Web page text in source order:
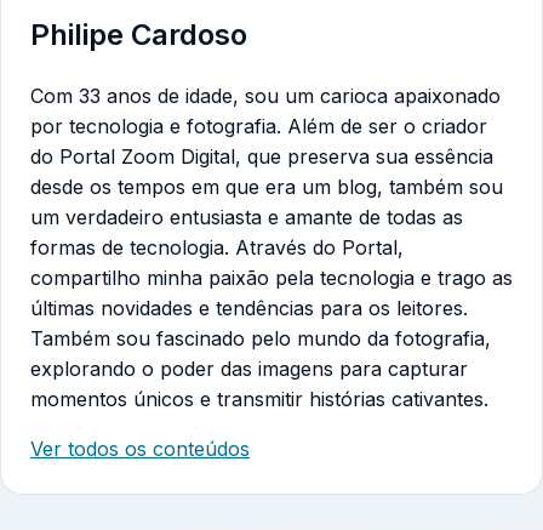
Philipe Cardoso
Com 33 anos de idade, sou um carioca apaixonado
por tecnologia e fotografia. Além de ser o criador
do Portal Zoom Digital, que preserva sua essência
desde os tempos em que era um blog, também sou
um verdadeiro entusiasta e amante de todas as
formas de tecnologia. Através do Portal,
compartilho minha paixão pela tecnologia e trago as
últimas novidades e tendências para os leitores.
Também sou fascinado pelo mundo da fotografia,
explorando o poder das imagens para capturar
momentos únicos e transmitir histórias cativantes.
Ver todos os conteúdos